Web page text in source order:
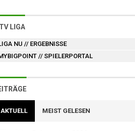
LIGA
NU // ERGEBNISSE
// SPIELERPORTAL
AKTUELL MEIST GELESEN